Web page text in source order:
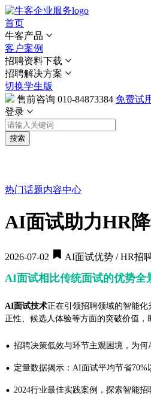
首页
牛客产品
客户案例
招聘资料下载
招聘解决方案
切换学生版
售前咨询 010-84873384 免费试
登录
搜索
热门话题内容中心
AI面试助力HR
2026-07-02 AI面试优势 / HR招
AI面试相比传统面试的优势全
AI面试技术正在引领招聘领域的智能
正性、候选人体验等方面的突破价值，
· 招聘决策低效与环节主观困境，为何
· 定量数据揭示：AI面试平均节省70%
· 2024行业最佳实践案例，探索智能